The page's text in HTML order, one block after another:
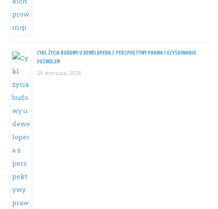
CYKL ŻYCIA BUDOWY U DEWELOPERA Z PERSPEKTYWY PRAWA I UZYSKIWANIA
POZWOLEŃ
29 stycznia, 2026